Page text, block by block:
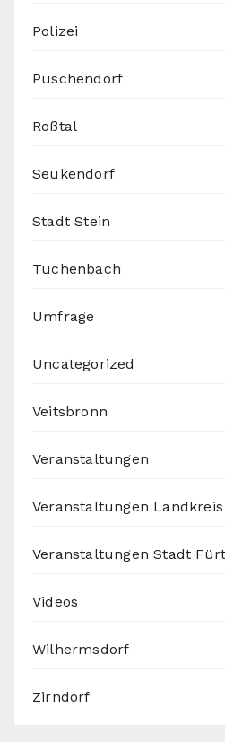
Polizei
Puschendorf
Roßtal
Seukendorf
Stadt Stein
Tuchenbach
Umfrage
Uncategorized
Veitsbronn
Veranstaltungen
Veranstaltungen
Veranstaltungen Stadt
Videos
Wilhermsdorf
Zirndorf